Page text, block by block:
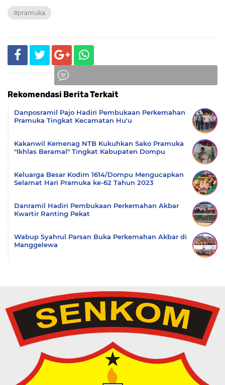
#pramuka
Rekomendasi Berita Terkait
Danposramil Pajo Hadiri Pembukaan Perkemahan
Pramuka Tingkat Kecamatan Hu'u
Kakanwil Kemenag NTB Kukuhkan Sako Pramuka
"Ikhlas Beramal" Tingkat Kabupaten Dompu
Keluarga Besar Kodim 1614/Dompu Mengucapkan
Selamat Hari Pramuka ke-62 Tahun 2023
Danramil Hadiri Pembukaan Perkemahan Akbar
Kwartir Ranting Pekat
Wabup Syahrul Parsan Buka Perkemahan Akbar di
Manggelewa